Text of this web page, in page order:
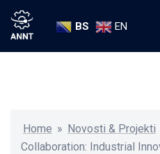
Home » Novosti & Projekti
Collaboration: Industrial
BS EN